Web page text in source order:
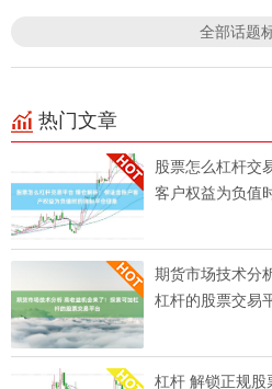
全部话题
热门文章
股票怎么杠杆交
客户权益为负值
期货市场技术分
杠杆的股票交易
杠杆 解锁正规